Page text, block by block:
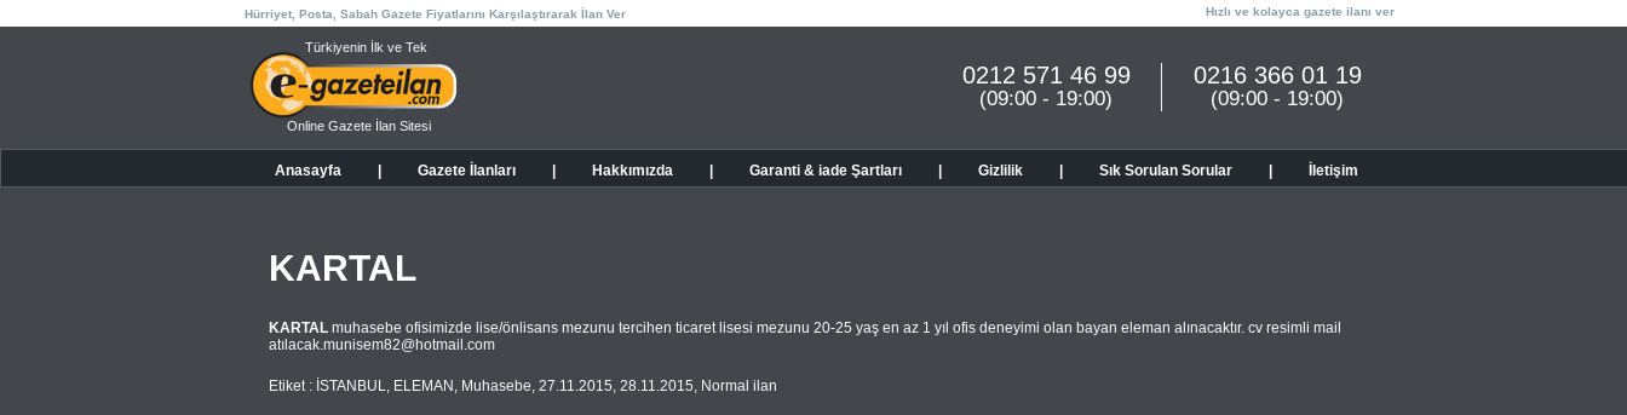
Hürriyet, Posta, Sabah Gazete Fiyatlarını Karşılaştırarak İlan Ver Hızlı ve kolayca gazete ilanı ver
Türkiyenin İlk ve Tek
Online Gazete İlan Sitesi
0216 366 01 19
(09:00 - 19:00)
0212 571 46 99
(09:00 - 19:00)
Anasayfa Gazete İlanları Hakkımızda Garanti & iade Şartları Gizlilik Sık Sorulan Sorular İletişim
KARTAL
KARTAL muhasebe ofisimizde lise/önlisans mezunu tercihen ticaret lisesi mezunu 20-25 yaş en az 1 yıl ofis deneyimi olan bayan eleman alınacaktır. cv resimli mail
atı lacak.munisem82@hotmail.com
Etiket : İSTANBUL, ELEMAN , Muhasebe, 27.11.2015, 28.11.2015, Normal ilan